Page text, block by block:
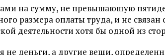
на сумму, не превышающую
размера оплаты труда, и не связан
деятельности хотя бы одной из
не деньги, а другие вещи,